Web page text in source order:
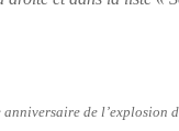
de l’explosion